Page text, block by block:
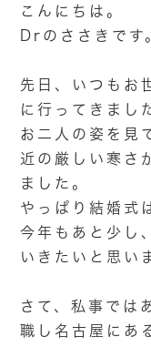
こんにちは。
Drのささきです
先日、いつもお
に行ってきまし
お二人の姿を見
近の厳しい寒さ
ました。
やっぱり結婚式
今年もあと少し
いきたいと思い
さて、私事では
職し名古屋にあ